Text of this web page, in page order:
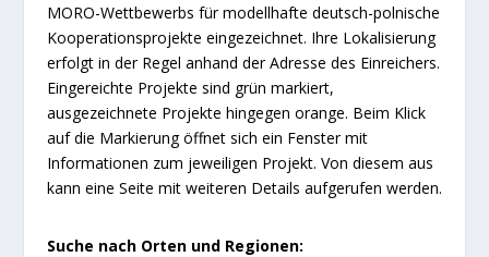
MORO-Wettbewerbs für modellhafte deutsch-polnische
Kooperationsprojekte eingezeichnet. Ihre Lokalisierung
erfolgt in der Regel anhand der Adresse des Einreichers.
Eingereichte Projekte sind grün markiert,
ausgezeichnete Projekte hingegen orange. Beim Klick
auf die Markierung öffnet sich ein Fenster mit
Informationen zum jeweiligen Projekt. Von diesem aus
kann eine Seite mit weiteren Details aufgerufen werden.
Suche nach Orten und Regionen: